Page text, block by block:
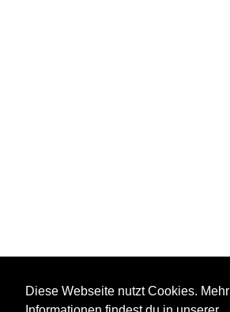
Diese Webseite nutzt Cookies. Mehr